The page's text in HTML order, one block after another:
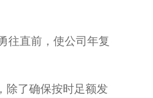
往直前，使公司年复
了确保按时足额发